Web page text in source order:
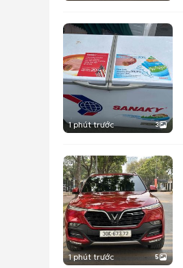
1 phút trước 3
1 phút trước 5